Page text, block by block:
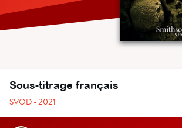
Sous-titrage français
SVOD • 2021